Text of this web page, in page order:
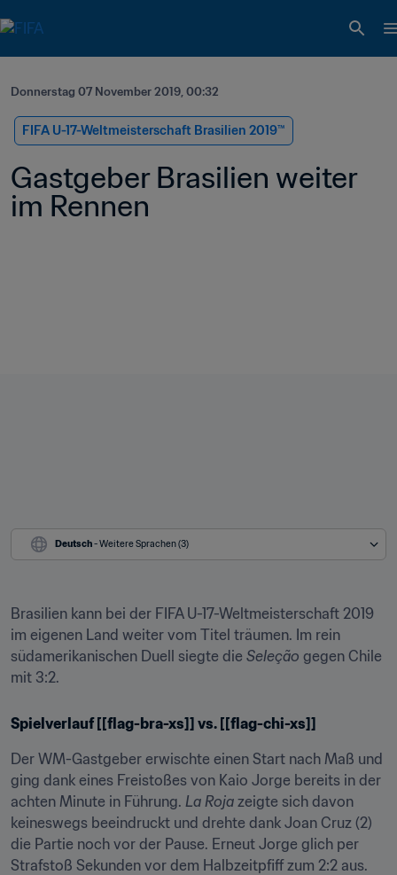
Donnerstag 07 November 2019, 00:32
FIFA U-17-Weltmeisterschaft Brasilien 2019™
Gastgeber Brasilien weiter
im Rennen
Deutsch - Weitere Sprachen (3)
Brasilien kann bei der FIFA U-17-Weltmeisterschaft 2019
im eigenen Land weiter vom Titel träumen. Im rein
südamerikanischen Duell siegte die Seleção gegen Chile
mit 3:2.
Spielverlauf [[flag-bra-xs]] vs. [[flag-chi-xs]]
Der WM-Gastgeber erwischte einen Start nach Maß und
ging dank eines Freistoßes von Kaio Jorge bereits in der
achten Minute in Führung. La Roja zeigte sich davon
keineswegs beeindruckt und drehte dank Joan Cruz (2)
die Partie noch vor der Pause. Erneut Jorge glich per
Strafstoß Sekunden vor dem Halbzeitpfiff zum 2:2 aus.